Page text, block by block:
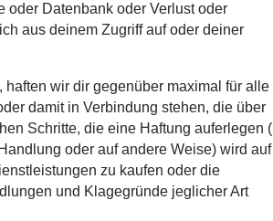
oder Datenbank oder Verlust oder
aus deinem Zugriff auf oder deiner
wir dir gegenüber maximal für alle
damit in Verbindung stehen, die über
Schritte, die eine Haftung auferlegen (
oder auf andere Weise) wird auf
zu kaufen oder die
und Klagegründe jeglicher Art